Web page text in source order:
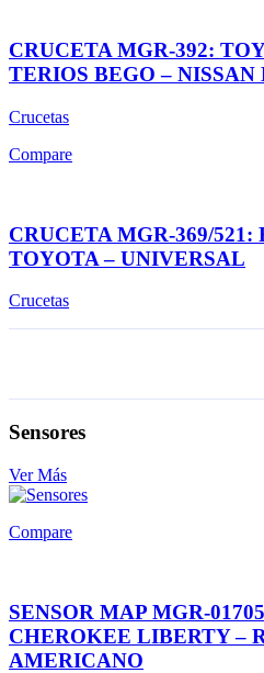
CRUCETA MGR-392:
TERIOS BEGO – NISSAN
Crucetas
Compare
CRUCETA MGR-369/521:
TOYOTA – UNIVERSAL
Crucetas
Sensores
Ver Más
Compare
SENSOR MAP MGR-
CHEROKEE LIBERTY –
AMERICANO